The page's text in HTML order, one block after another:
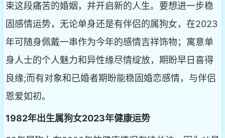
束这段痛苦的婚姻，并开启新的人生。要想进一步稳
固感情运势，无论单身还是有伴侣的属狗女，在2023
年可随身佩戴一串作为今年的感情吉祥饰物；寓意单
身人士的个人魅力和异性缘尽情绽放，期盼早日喜得
良缘;而有对象和已婚者期盼能稳固婚恋感情，与伴侣
恩爱如初。
1982年出生属狗女2023年健康运势